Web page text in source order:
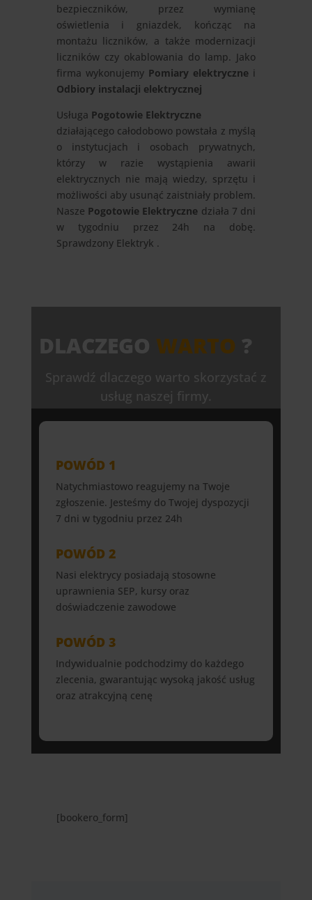
bezpieczników, przez wymianę
oświetlenia i gniazdek, kończąc na
montażu liczników, a także modernizacji
liczników czy okablowania do lamp. Jako
firma wykonujemy Pomiary elektryczne i
Odbiory instalacji elektrycznej
Usługa Pogotowie Elektryczne
działającego całodobowo powstała z myślą
o instytucjach i osobach prywatnych,
którzy w razie wystąpienia awarii
elektrycznych nie mają wiedzy, sprzętu i
możliwości aby usunąć zaistniały problem.
Nasze Pogotowie Elektryczne działa 7 dni
w tygodniu przez 24h na dobę.
Sprawdzony Elektryk .
DLACZEGO WARTO ?
Sprawdź dlaczego warto skorzystać z
usług naszej firmy.
POWÓD 1
Natychmiastowo reagujemy na Twoje
zgłoszenie. Jesteśmy do Twojej dyspozycji
7 dni w tygodniu przez 24h
POWÓD 2
Nasi elektrycy posiadają stosowne
uprawnienia SEP, kursy oraz
doświadczenie zawodowe
POWÓD 3
Indywidualnie podchodzimy do każdego
zlecenia, gwarantując wysoką jakość usług
oraz atrakcyjną cenę
[bookero_form]